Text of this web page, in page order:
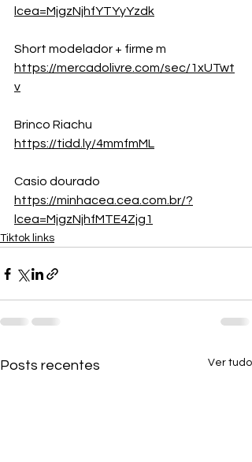
lcea=MjgzNjhfYTYyYzdk
Short modelador + firme m
https://mercadolivre.com/sec/1xUTwt
v
Brinco Riachu
https://tidd.ly/4mmfmML
Casio dourado
https://minhacea.cea.com.br/?
lcea=MjgzNjhfMTE4Zjg1
Tiktok links
Posts recentes Ver tudo